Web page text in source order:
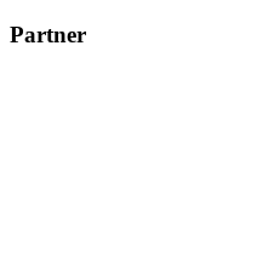
Partner